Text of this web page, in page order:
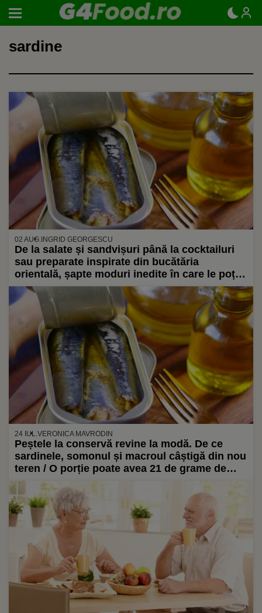
sardine
02 AUG. INGRID GEORGESCU
De la salate și sandvișuri până la cocktailuri
sau preparate inspirate din bucătăria
orientală, șapte moduri inedite în care le poți
folosi sardienele în conservă în bucătărie
24 IUL.VERONICA MAVRODIN
Peștele la conservă revine la modă. De ce
sardinele, somonul și macroul câștigă din nou
teren / O porție poate avea 21 de grame de
proteine